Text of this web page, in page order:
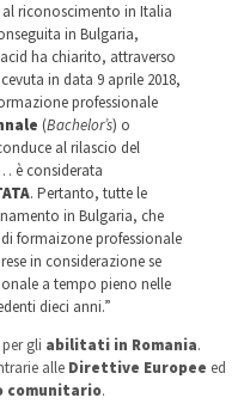
riconoscimento in Italia
in Bulgaria,
ha chiarito, attraverso
in data 9 aprile 2018,
professionale
(Bachelor’s) o
al rilascio del
è considerata
. Pertanto, tutte le
in Bulgaria, che
formaizone professionale
in considerazione se
a tempo pieno nelle
dieci anni.”
gli abilitati in Romania.
alle Direttive Europee ed
comunitario.